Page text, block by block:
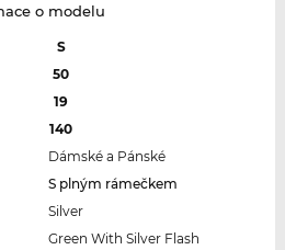
o modelu
S
50
19
140
Dámské a Pánské
S plným rámečkem
Silver
Green With Silver Flash